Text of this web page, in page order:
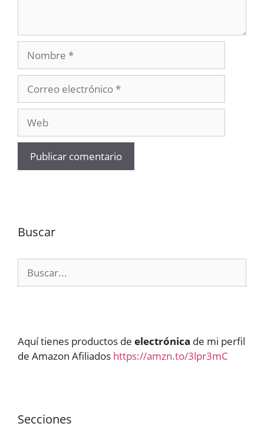
Nombre
electrónico
Buscar
Aquí tienes productos de electrónica de mi perfil
de Amazon Afiliados https://amzn.to/3lpr3mC
Secciones